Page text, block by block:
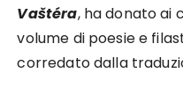
Vaštéra, ha donato ai
volume di poesie e
corredato dalla